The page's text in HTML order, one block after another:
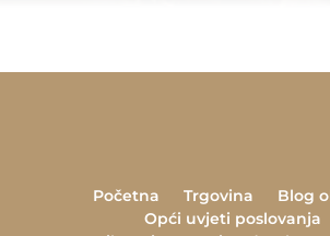
Početna Trgovina
Blog
Opći uvjeti poslovanja